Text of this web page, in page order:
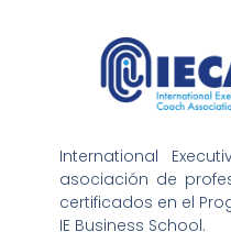
International
asociación de
certificados en el
IE Business School.